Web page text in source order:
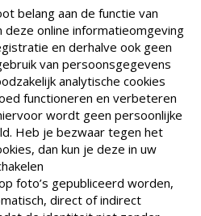
belang aan de functie van
deze online informatieomgeving
en derhalve ook geen
van persoonsgegevens
analytische cookies
functioneren en verbeteren
wordt geen persoonlijke
Heb je bezwaar tegen het
dan kun je deze in uw
foto’s gepubliceerd worden,
direct of indirect